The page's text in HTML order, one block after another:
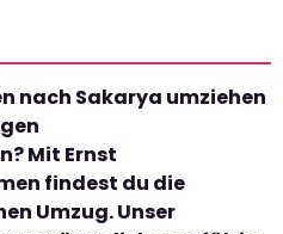
nach Sakarya umziehen
Mit Ernst
findest du die
Umzug. Unser